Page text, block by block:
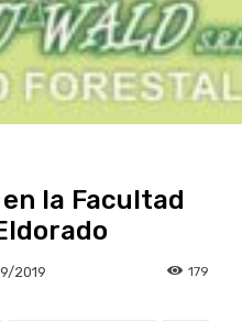
la Facultad
2019 179